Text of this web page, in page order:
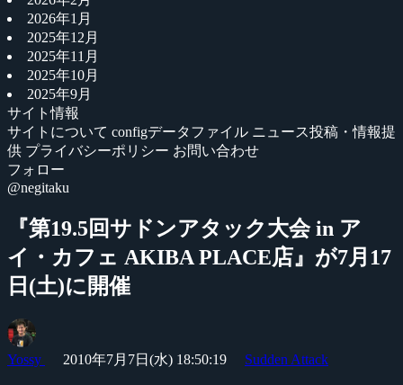
2026年1月
2025年12月
2025年11月
2025年10月
2025年9月
サイト情報
サイトについて configデータファイル ニュース投稿・情報提
供 プライバシーポリシー お問い合わせ
フォロー
@negitaku
『第19.5回サドンアタック大会 in ア
イ・カフェ AKIBA PLACE店』が7月17
日(土)に開催
Yossy 2010年7月7日(水) 18:50:19 Sudden Attack